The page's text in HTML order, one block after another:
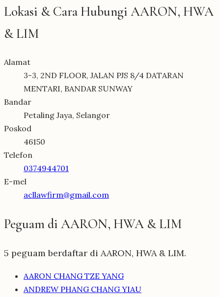
Lokasi & Cara Hubungi AARON, HWA
& LIM
Alamat
3-3, 2ND FLOOR, JALAN PJS 8/4 DATARAN
MENTARI, BANDAR SUNWAY
Bandar
Petaling Jaya, Selangor
Poskod
46150
Telefon
0374944701
E-mel
acllawfirm@gmail.com
Peguam di AARON, HWA & LIM
5 peguam berdaftar di AARON, HWA & LIM.
AARON CHANG TZE YANG
ANDREW PHANG CHANG YIAU